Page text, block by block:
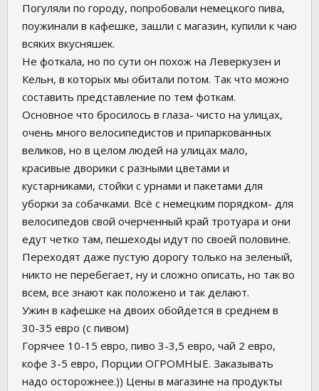
Погуляли по городу, попробовали немецкого пива,
поужинали в кафешке, зашли с магазин, купили к чаю
всяких вкусняшек.
Не фоткала, но по сути он похож на Леверкузен и
Кельн, в которых мы обитали потом. Так что можно
составить представление по тем фоткам.
Основное что бросилось в глаза- чисто на улицах,
очень много велосипедистов и припаркованных
великов, но в целом людей на улицах мало,
красивые дворики с разными цветами и
кустарниками, стойки с урнами и пакетами для
уборки за собачками. Всё с немецким порядком- для
велосипедов свой очерченный край тротуара и они
едут четко там, пешеходы идут по своей половине.
Переходят даже пустую дорогу только на зеленый,
никто не перебегает, ну и сложно описать, но так во
всем, все знают как положено и так делают.
Ужин в кафешке на двоих обойдется в среднем в
30-35 евро (с пивом)
Горячее 10-15 евро, пиво 3-3,5 евро, чай 2 евро,
кофе 3-5 евро, Порции ОГРОМНЫЕ. Заказывать
надо осторожнее.)) Цены в магазине на продукты